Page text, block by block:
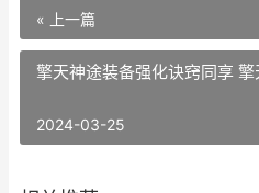
« 上一篇
擎天神途装备强化诀窍同享 擎
2024-03-25